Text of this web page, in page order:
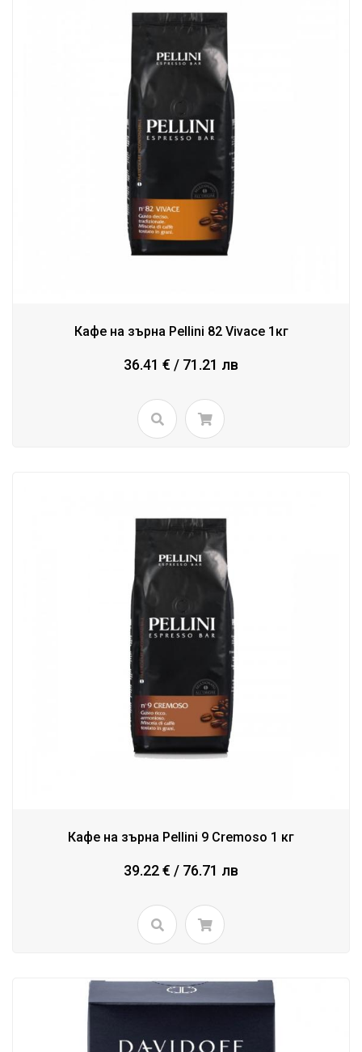
Кафе на зърна Pellini 82 Vivace 1кг
36.41 € / 71.21 лв
Кафе на зърна Pellini 9 Cremoso 1 кг
39.22 € / 76.71 лв